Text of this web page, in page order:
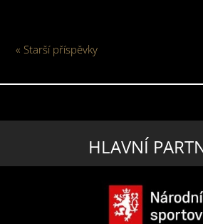
« Starší příspěvky
HLAVNÍ